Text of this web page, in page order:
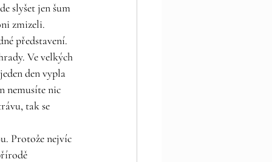
slyšet jen šum
zmizeli.
představení.
Ve velkých
den vypla
nemusíte nic
tak se
Protože nejvíc